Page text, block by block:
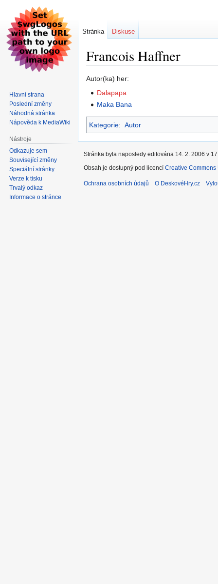
Francois Haffner
Skočit
Skočit
Autor(ka) her:
Dalapapa
Maka Bana
Kategorie: Autor
Stránka Diskuse
Hlavní strana
Poslední změny
Náhodná stránka
Nápověda k MediaWiki
Nástroje
Odkazuje sem
Související změny
Speciální stránky
Verze k tisku
Trvalý odkaz
Informace o stránce
Stránka byla naposledy editována 14. 2. 2006 v
Obsah je dostupný pod licencí Creative
Ochrana osobních údajů O DeskovéHry.cz